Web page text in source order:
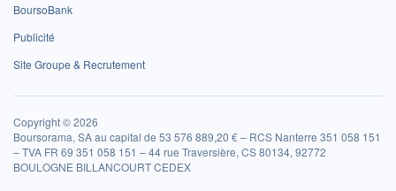
BoursoBank
Publicité
Site Groupe & Recrutement
Copyright © 2026
Boursorama, SA au capital de 53 576 889,20 € – RCS Nanterre 351 058 151
– TVA FR 69 351 058 151 – 44 rue Traversière, CS 80134, 92772
BOULOGNE BILLANCOURT CEDEX